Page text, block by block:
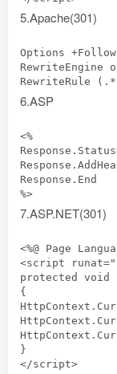
5.Apache(301)
Options
RewriteEngine
6.ASP
<%
Response.End
7.ASP.NET(301)
<%@ Page
<script
protected void
{
}